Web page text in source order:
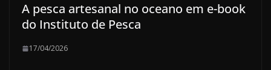
A pesca artesanal no oceano em e-book
do Instituto de Pesca
17/04/2026